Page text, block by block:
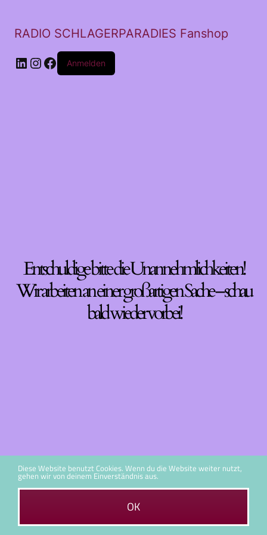
RADIO SCHLAGERPARADIES Fanshop
LinkedIn
Instagram
Facebook
Anmelden
Entschuldige bitte die Unannehmlichkeiten!
Wir arbeiten an einer großartigen Sache – schau
bald wieder vorbei!
Diese Website benutzt Cookies. Wenn du die Website weiter nutzt,
gehen wir von deinem Einverständnis aus.
OK